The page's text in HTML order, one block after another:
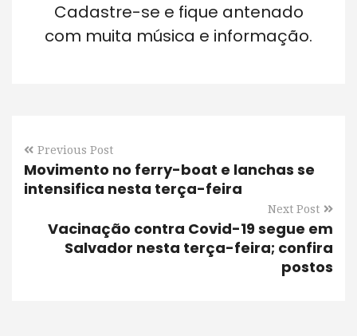
Cadastre-se e fique antenado
com muita música e informação.
Previous Post
Movimento no ferry-boat e lanchas se
intensifica nesta terça-feira
Next Post
Vacinação contra Covid-19 segue em
Salvador nesta terça-feira; confira
postos